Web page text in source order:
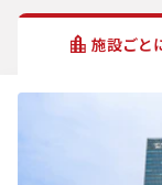
施設ごと